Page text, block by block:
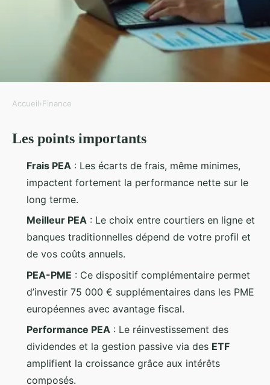
Comparer les PEA pour
optimiser votre investissement
en 2026
23/06/2026 08:32
Accueil›Finance
Les points importants
Frais PEA : Les écarts de frais, même minimes,
impactent fortement la performance nette sur le
long terme.
Meilleur PEA : Le choix entre courtiers en ligne et
banques traditionnelles dépend de votre profil et
de vos coûts annuels.
PEA-PME : Ce dispositif complémentaire permet
d’investir 75 000 € supplémentaires dans les PME
européennes avec avantage fiscal.
Performance PEA : Le réinvestissement des
dividendes et la gestion passive via des ETF
amplifient la croissance grâce aux intérêts
composés.